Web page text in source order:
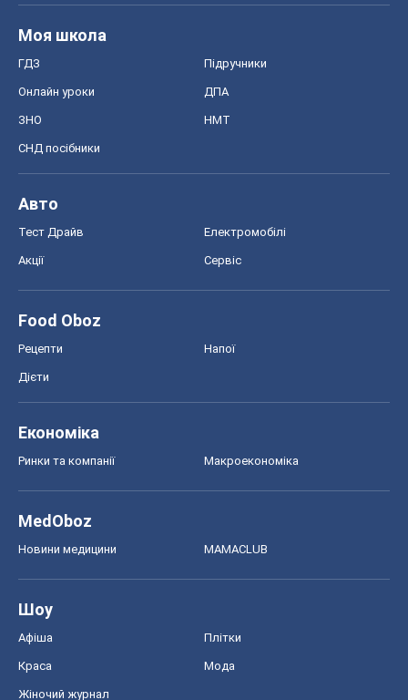
Моя школа
ГДЗ Підручники
Онлайн уроки ДПА
ЗНО НМТ
СНД посібники
Авто
Тест Драйв Електромобілі
Акції Сервіс
Food Oboz
Рецепти Напої
Дієти
Економіка
Ринки та компанії Макроекономіка
MedOboz
Новини медицини MAMACLUB
Шоу
Афіша Плітки
Краса Мода
Жіночий журнал